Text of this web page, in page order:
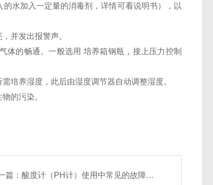
水加入一定量的消毒剂，详情可看说明书），以
并发出报警声。
体的畅通。一般选用 培养箱钢瓶，接上压力控制
培养湿度，此后由湿度调节器自动调整湿度。
的污染。
篇： 酸度计（PH计）使用中常见的故障及解决办法